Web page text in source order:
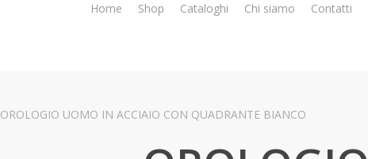
Home Shop Cataloghi Chi siamo Contatti
OROLOGIO UOMO IN ACCIAIO CON QUADRANTE BIANCO